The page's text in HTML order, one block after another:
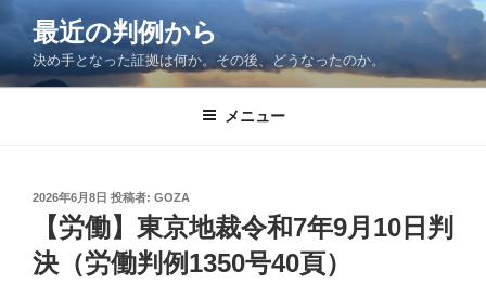
コ
テ
ン
最近の判例から
決め手となった証拠は何か。その後、どうなったのか。
メニュー
投
2026年6月8日 投稿者: GOZA
【労働】東京地裁令和7年9月10日判
決（労働判例1350号40頁）